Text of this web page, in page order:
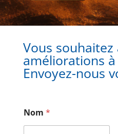
Vous
améliorations
Envoyez-nous
Nom *